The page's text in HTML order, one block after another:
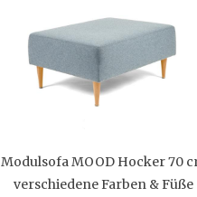
Modulsofa MOOD Hocker 70
verschiedene Farben & Füße